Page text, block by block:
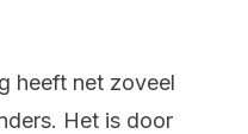
heeft net zoveel
Het is door